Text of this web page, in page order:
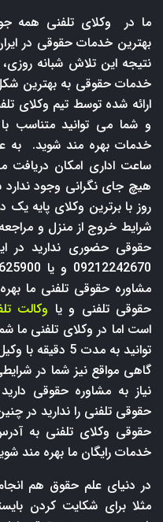
ما در وکلای تلفنی همه
بهترین خدمات حقوقی در
نتیجه این تلاش شبانه
خدمات حقوقی به بهترین
ارائه شده توسط تیم وکلای
و شما می توانید متناسب
خدمات بهره مند شوید. به
ساعت اداری امکان دریافت
هیچ جای نگرانی وجود ندارد
روز با برترین وکلای پایه یک
شرایط خروج از منزل و
حقوقی حضوری ندارید در
مشاوره حقوقی تلفنی ما
حقوقی تلفنی و یا وکالت
توانید به مدت
گاهی مواقع نیز شما در
نیاز به مشاوره حقوقی
حقوقی تلفنی را ندارید در
حقوقی وکلای تلفنی به
خدمات رایگان ما بهره مند
در دنیای علم حقوق هم
مثلا برای شکایت کردن